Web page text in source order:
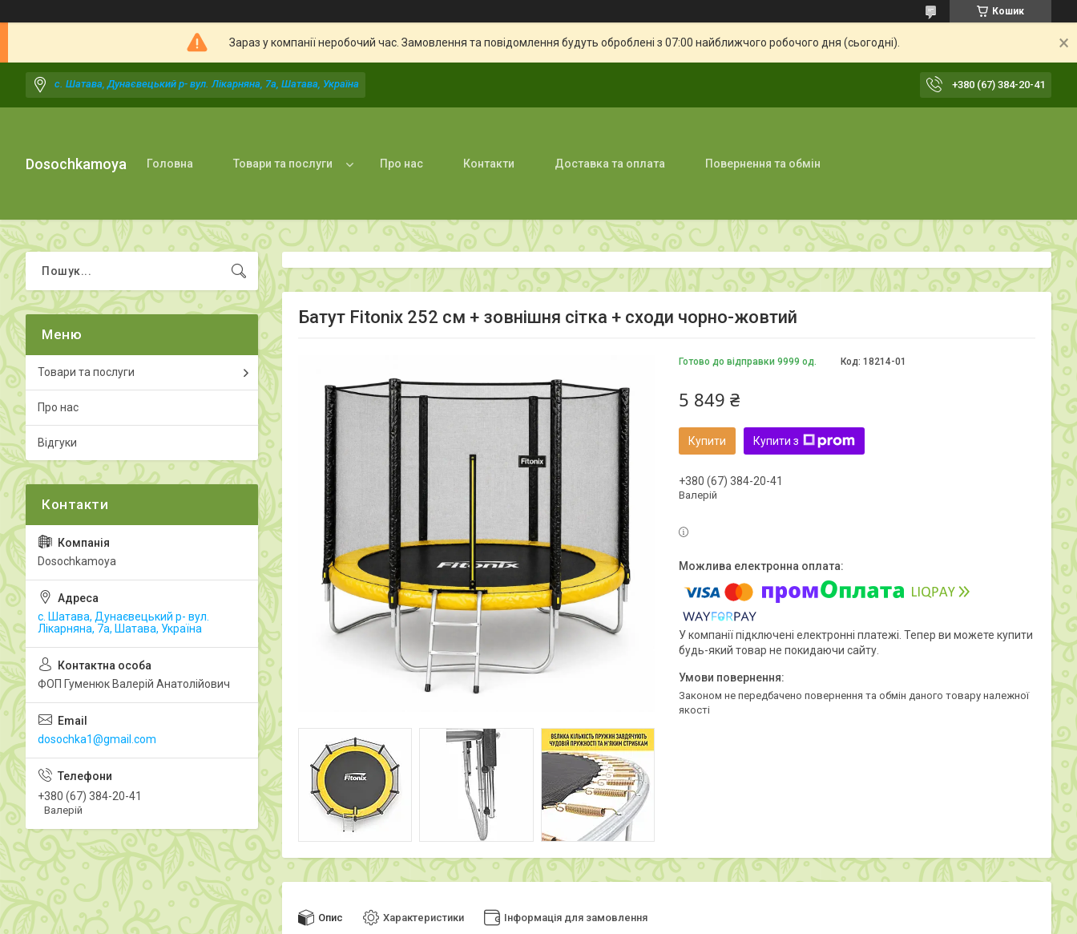
Кошик
Зараз у компанії неробочий час. Замовлення та повідомлення будуть оброблені з 07:00 найближчого робочого дня (сьогодні).
с. Шатава, Дунаєвецький р- вул. Лікарняна, 7а, Шатава, Україна +380 (67) 384-20-41
Dosochkamoya Головна Товари та послуги Про нас Контакти Доставка та оплата Повернення та обмін
Батут Fitonix 252 см + зовнішня сітка + сходи чорно-жовтий
Готово до відправки 9999 од. Код: 18214-01
5 849 ₴
Купити Купити з
+380 (67) 384-20-41
Валерій
У компанії підключені електронні платежі. Тепер ви можете купити
будь-який товар не покидаючи сайту.
Законом не передбачено повернення та обмін даного товару належної
якості
Опис Характеристики Інформація для замовлення
Товари та послуги
Про нас
Відгуки
Dosochkamoya
с. Шатава, Дунаєвецький р- вул.
Лікарняна, 7а, Шатава, Україна
ФОП Гуменюк Валерій Анатолійович
dosochka1@gmail.com
+380 (67) 384-20-41
Валерій